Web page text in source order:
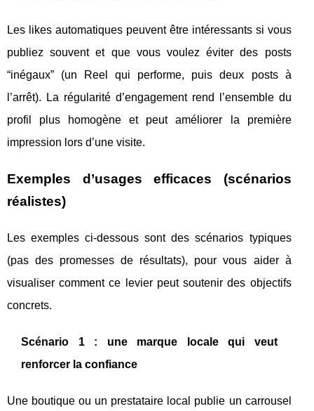
Les likes automatiques peuvent être intéressants si vous
publiez souvent et que vous voulez éviter des posts
“inégaux” (un Reel qui performe, puis deux posts à
l’arrêt). La régularité d’engagement rend l’ensemble du
profil plus homogène et peut améliorer la première
impression lors d’une visite.
Exemples d’usages efficaces (scénarios
réalistes)
Les exemples ci-dessous sont des scénarios typiques
(pas des promesses de résultats), pour vous aider à
visualiser comment ce levier peut soutenir des objectifs
concrets.
Scénario 1 : une marque locale qui veut
renforcer la confiance
Une boutique ou un prestataire local publie un carrousel